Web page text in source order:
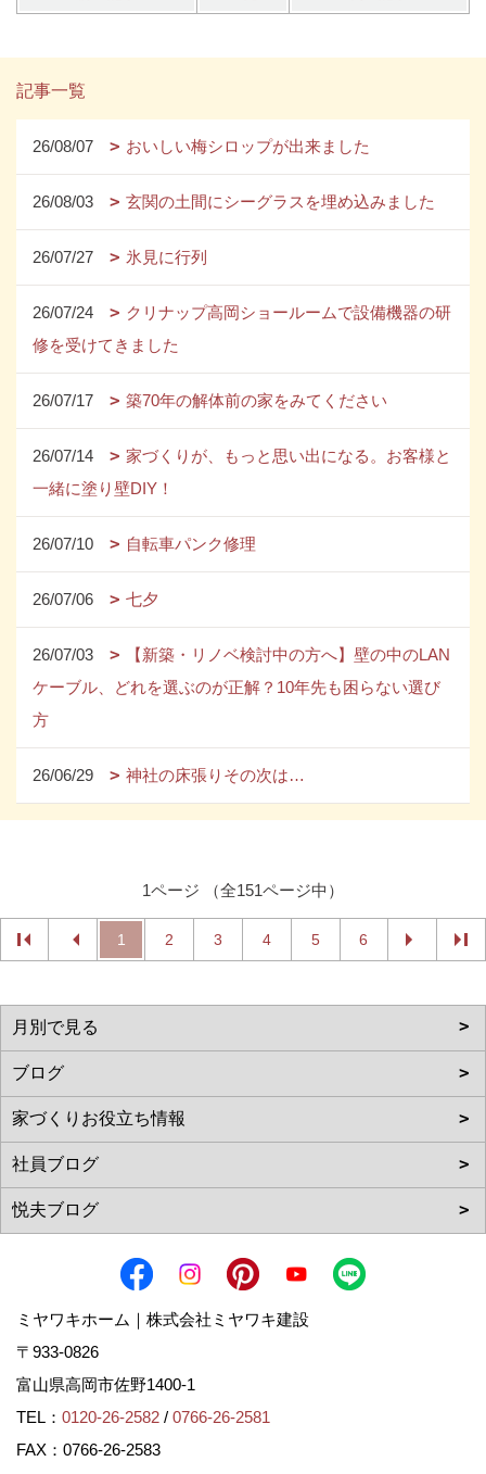
記事一覧
26/08/07 おいしい梅シロップが出来ました
26/08/03 玄関の土間にシーグラスを埋め込みました
26/07/27 氷見に行列
26/07/24
クリナップ高岡ショールームで設備機器の研
修を受けてきました
26/07/17 築70年の解体前の家をみてください
26/07/14
家づくりが、もっと思い出になる。お客様と
一緒に塗り壁DIY！
26/07/10 自転車パンク修理
26/07/06 七夕
26/07/03
【新築・リノベ検討中の方へ】壁の中のLAN
ケーブル、どれを選ぶのが正解？10年先も困らない選び
方
26/06/29 神社の床張りその次は…
1ページ （全151ページ中）
1 2 3 4 5 6
ミヤワキホーム｜株式会社ミヤワキ建設
〒933-0826
富山県高岡市佐野1400-1
TEL： 0120-26-2582 / 0766-26-2581
FAX：0766-26-2583